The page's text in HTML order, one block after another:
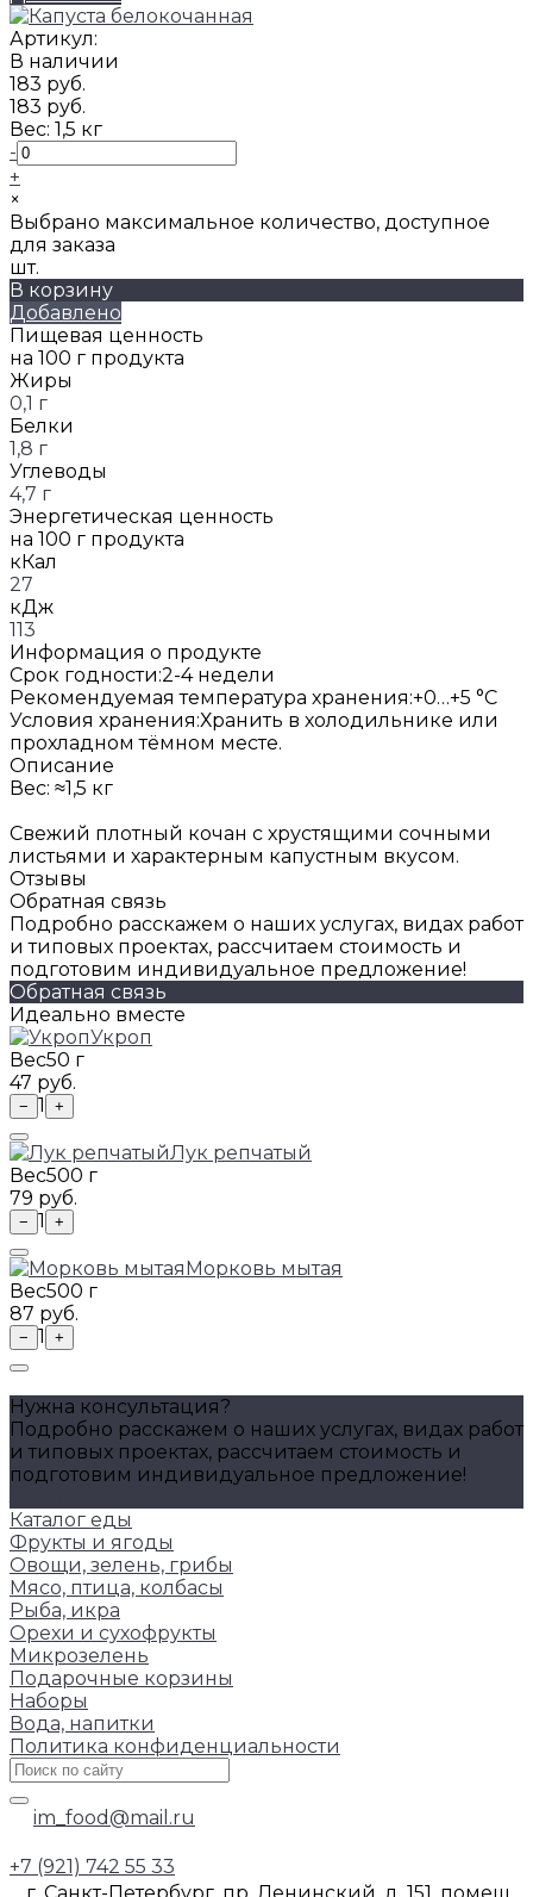
Артикул:
В наличии
183 руб.
183 руб.
Вес: 1,5 кг
-
+
×
Выбрано максимальное количество, доступное
для заказа
шт.
В корзину
Добавлено
Пищевая ценность
на 100 г продукта
Жиры
0,1 г
Белки
1,8 г
Углеводы
4,7 г
Энергетическая ценность
на 100 г продукта
кКал
27
кДж
113
Информация о продукте
Срок годности:2-4 недели
Рекомендуемая температура хранения:+0…+5 °C
Условия хранения:Хранить в холодильнике или
прохладном тёмном месте.
Описание
Вес: ≈1,5 кг
Свежий плотный кочан с хрустящими сочными
листьями и характерным капустным вкусом.
Отзывы
Обратная связь
Подробно расскажем о наших услугах, видах работ
и типовых проектах, рассчитаем стоимость и
подготовим индивидуальное предложение!
Обратная связь
Идеально вместе
Укроп
Вес50 г
47 руб.
− 1 +
Лук репчатый
Вес500 г
79 руб.
− 1 +
Морковь мытая
Вес500 г
87 руб.
− 1 +
Нужна консультация?
Подробно расскажем о наших услугах, видах работ
и типовых проектах, рассчитаем стоимость и
подготовим индивидуальное предложение!
Каталог еды
Фрукты и ягоды
Овощи, зелень, грибы
Мясо, птица, колбасы
Рыба, икра
Орехи и сухофрукты
Микрозелень
Подарочные корзины
Наборы
Вода, напитки
Политика конфиденциальности
im_food@mail.ru
+7 (921) 742 55 33